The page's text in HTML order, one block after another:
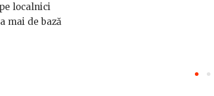
localnici
mai de bază